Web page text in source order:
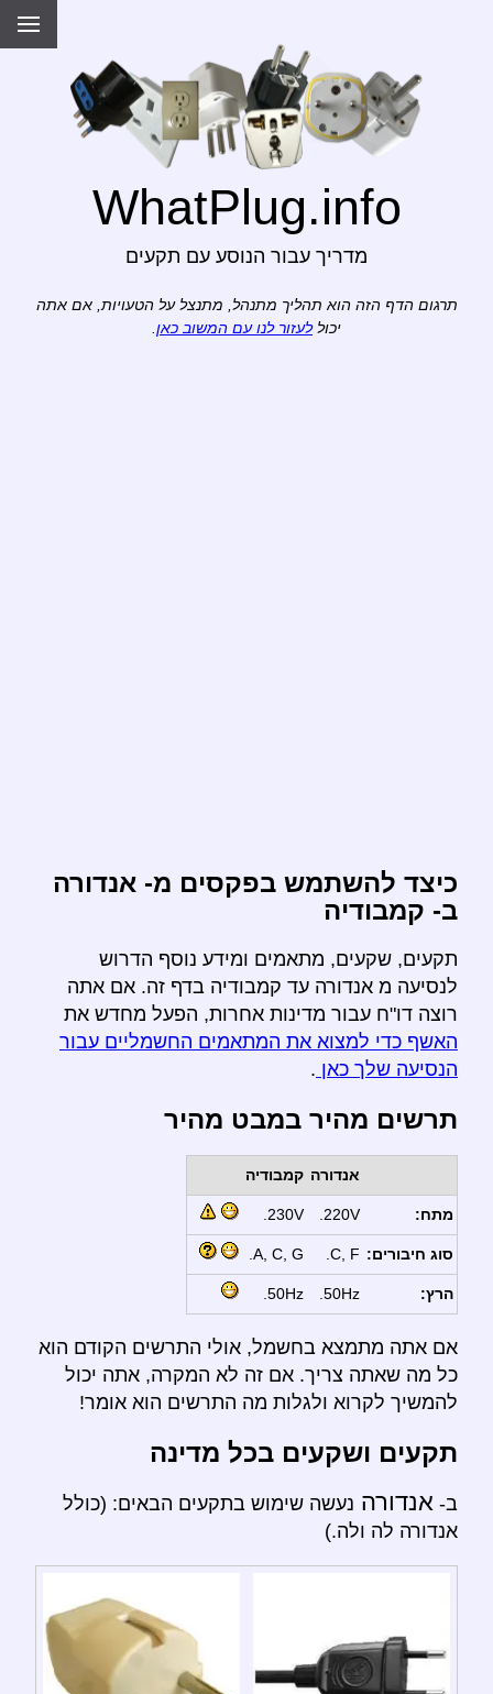
WhatPlug.info
מדריך עבור הנוסע עם תקעים
תרגום הדף הזה הוא תהליך מתנהל, מתנצל על הטעויות, אם אתה
יכוללעזור לנו עם המשוב כאן
כיצד להשתמש בפקסים מ- אנדורה
ב- קמבודיה
תקעים, שקעים, מתאמים ומידע נוסף הדרוש
לנסיעה מ אנדורה עד קמבודיה בדף זה. אם אתה
רוצה דו"ח עבור מדינות אחרות, הפעל מחדש את
האשף כדי למצוא את המתאמים החשמליים עבור
הנסיעה שלך כאן .
תרשים מהיר במבט מהיר
אנדורה קמבודיה
מתח: 220V.
230V.
סוג חיבורים: C, F.
A, C, G.
הרץ: 50Hz.
50Hz.
אם אתה מתמצא בחשמל, אולי התרשים הקודם הוא
כל מה שאתה צריך. אם זה לא המקרה, אתה יכול
להמשיך לקרוא ולגלות מה התרשים הוא אומר!
תקעים ושקעים בכל מדינה
ב- אנדורה נעשה שימוש בתקעים הבאים: (כולל
אנדורה לה ולה.)